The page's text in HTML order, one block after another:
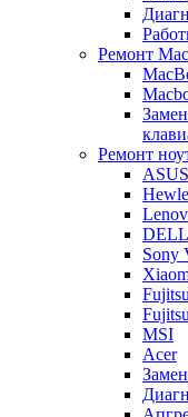
Ремонт
Ремонт
ASUS
DELL
Sony
Fujitsu
MSI
Acer